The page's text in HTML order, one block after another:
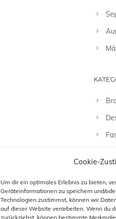
Cookie-
Um dir ein optimales Erlebnis zu bieten,
Geräteinformationen zu speichern und/
Technologien zustimmst, können wir
auf dieser Website verarbeiten. Wenn du
zurückziehst, können bestimmte